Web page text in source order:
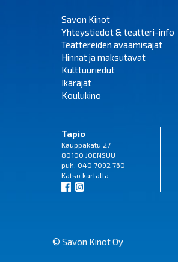
Savon Kinot
Yhteystiedot & teatteri-info
Teattereiden avaamisajat
Hinnat ja maksutavat
Kulttuuriedut
Ikärajat
Koulukino
Tapio
Kauppakatu 27
80100 JOENSUU
puh. 040 7092 760
Katso kartalta
© Savon Kinot Oy